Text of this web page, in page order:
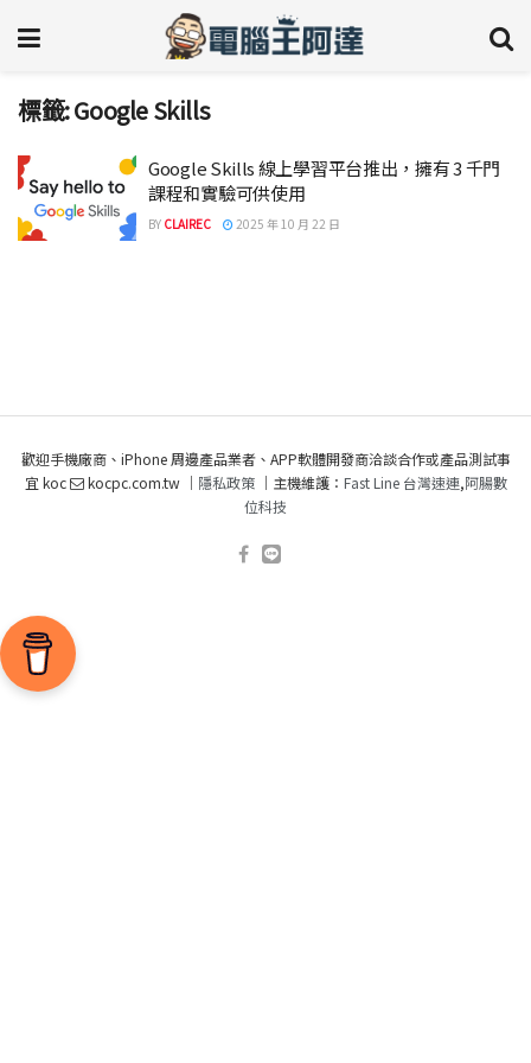
標籤:Google Skills
Google Skills 線上學習平台推出，擁有 3 千門
課程和實驗可供使用
BY CLAIREC 2025 年 10 月 22 日
歡迎手機廠商、iPhone 周邊產品業者、APP軟體開發商洽談合作或產品測試事
宜 koc
kocpc.com.tw ｜ 隱私政策｜主機維護： Fast Line 台灣速連,阿腸數
位科技